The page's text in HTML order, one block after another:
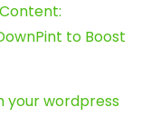
to Boost
your wordpress